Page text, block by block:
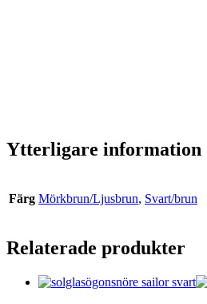
Ytterligare information
Färg Mörkbrun/Ljusbrun, Svart/brun
Relaterade produkter